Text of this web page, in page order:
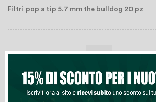
Filtri pop a tip 5.7 mm the bulldog 20 pz
Aggiungi Al Carrello